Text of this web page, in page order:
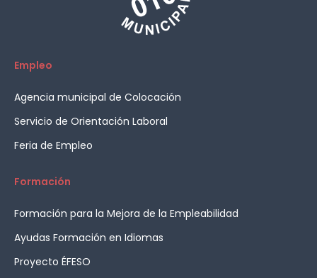
Empleo
Agencia municipal de Colocación
Servicio de Orientación Laboral
Feria de Empleo
Formación
Formación para la Mejora de la Empleabilidad
Ayudas Formación en Idiomas
Proyecto ÉFESO